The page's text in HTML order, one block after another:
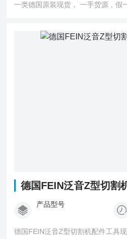
一类德国原装现货， 一手货源，假
德国FEIN泛音Z型切割
产品型号
德国FEIN泛音Z型切割机配件工具